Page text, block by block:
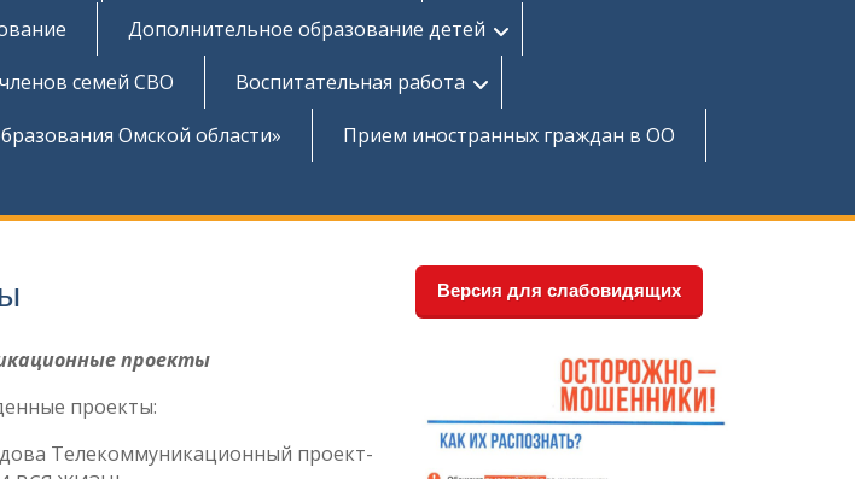
Дополнительное образование детей
семей СВО
Воспитательная работа
Омской области»
Прием иностранных граждан в ОО
проекты
проекты:
Телекоммуникационный проект-
Версия для слабовидящих